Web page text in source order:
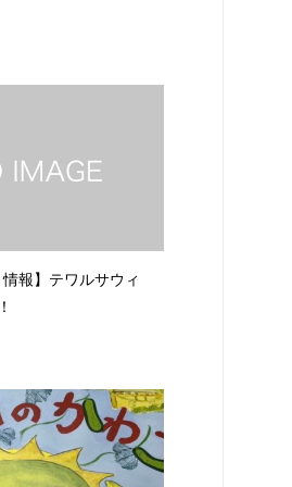
報】テワルサウィ